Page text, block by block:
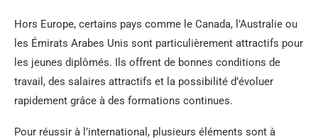
Hors Europe, certains pays comme le Canada, l’Australie ou
les Émirats Arabes Unis sont particulièrement attractifs pour
les jeunes diplômés. Ils offrent de bonnes conditions de
travail, des salaires attractifs et la possibilité d’évoluer
rapidement grâce à des formations continues.
Pour réussir à l’international, plusieurs éléments sont à